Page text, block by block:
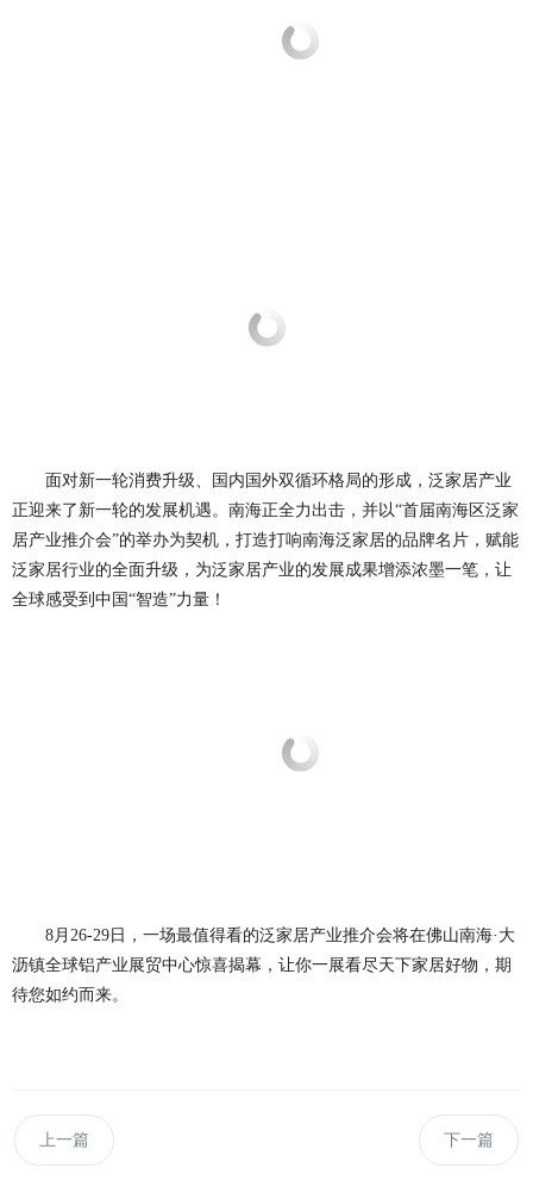
面对新一轮消费升级、国内国外双循环格局的形成，泛家居产业
正迎来了新一轮的发展机遇。南海正全力出击，并以“首届南海区泛家
居产业推介会”的举办为契机，打造打响南海泛家居的品牌名片，赋能
泛家居行业的全面升级，为泛家居产业的发展成果增添浓墨一笔，让
全球感受到中国“智造”力量！
8月26-29日，一场最值得看的泛家居产业推介会将在佛山南海·大
沥镇全球铝产业展贸中心惊喜揭幕，让你一展看尽天下家居好物，期
待您如约而来。
上一篇 下一篇